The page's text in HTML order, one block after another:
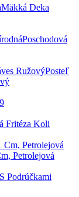
Mäkká Deka
Poschodová
Posteľ
Fritéza Koli
Petrolejová
Podrúčkami